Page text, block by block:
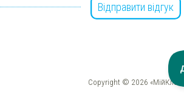
Відправити відгук
Copyright © 2026 «МійКлас»